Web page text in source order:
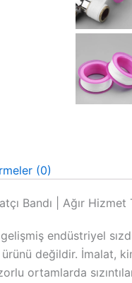
(0)
Bandı | Ağır
endüstriyel
ürünü değildir.
ortamlarda